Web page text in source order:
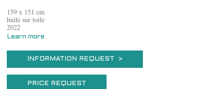
159 x 151 cm
huile sur toile
2022
Learn more
INFORMATION REQUEST >
PRICE REQUEST